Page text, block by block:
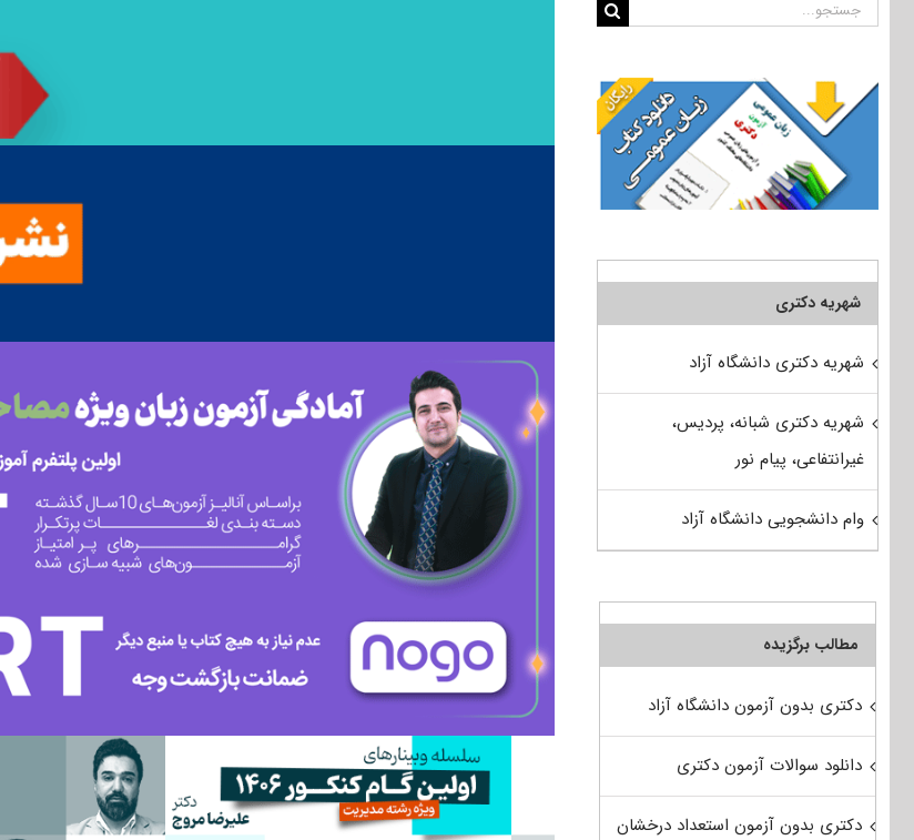
جستجو
شهریه دکتری
شهریه دکتری دانشگاه آزاد
شهریه دکتری شبانه، پردیس،
غیرانتفاعی، پیام نور
وام دانشجویی دانشگاه آزاد
مطالب برگزیده
دکتری بدون آزمون دانشگاه آزاد
دانلود سوالات آزمون دکتری
دکتری بدون آزمون استعداد درخشان